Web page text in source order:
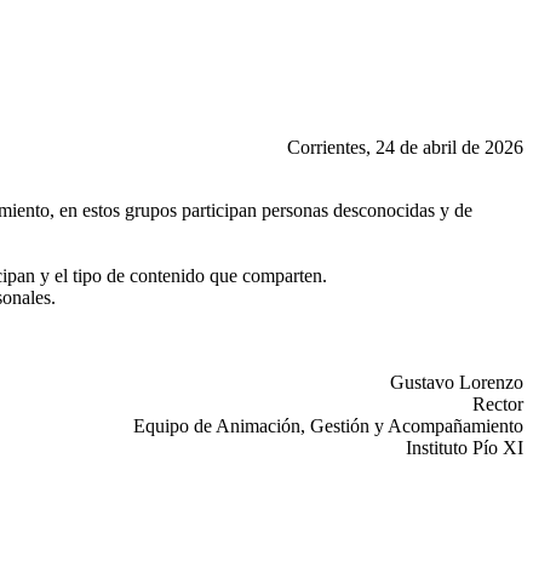
Corrientes, 24 de abril de 2026
en estos grupos participan personas desconocidas y de
y el tipo de contenido que comparten.
Gustavo Lorenzo
Rector
Equipo de Animación, Gestión y Acompañamiento
Instituto Pío XI